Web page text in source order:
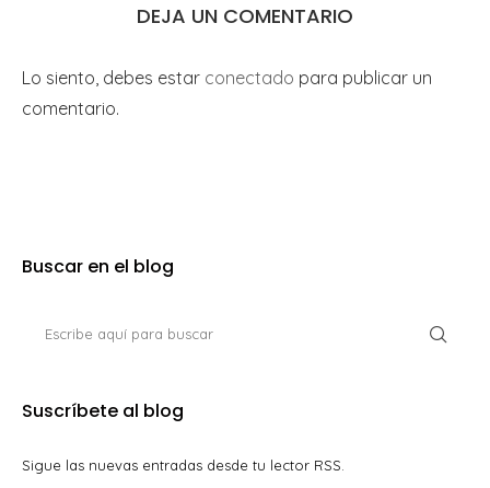
DEJA UN COMENTARIO
Lo siento, debes estar conectado para publicar un
comentario.
Buscar en el blog
Suscríbete al blog
Sigue las nuevas entradas desde tu lector RSS.